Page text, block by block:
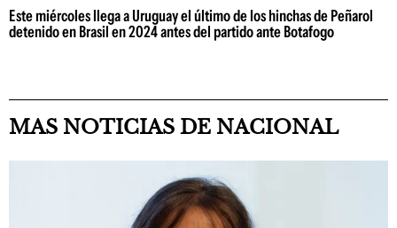
Este miércoles llega a Uruguay el último de los hinchas de Peñarol
detenido en Brasil en 2024 antes del partido ante Botafogo
MAS NOTICIAS DE NACIONAL